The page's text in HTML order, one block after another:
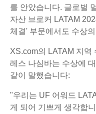
를 안았습니다. 글로벌
자산 브로커 LATAM
체결' 부문에서도 수상
XS.com의 LATAM 지역
레스 나심바는 수상에
같이 말했습니다:
"우리는 UF 어워드
게 되어 기쁘게 생각합